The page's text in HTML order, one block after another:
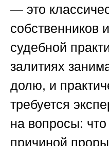
— это
собственников
судебной
залитиях
долю, и
требуется
на вопросы:
причиной